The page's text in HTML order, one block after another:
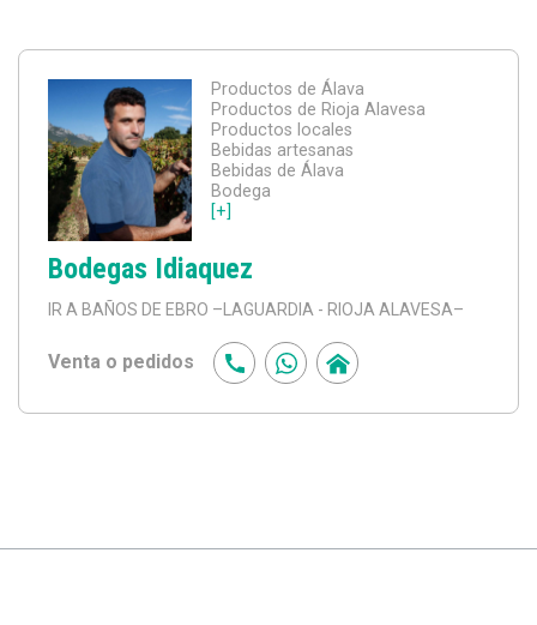
Productos de Álava
Productos de Rioja Alavesa
Productos locales
Bebidas artesanas
Bebidas de Álava
Bodega
[+]
Bodegas Idiaquez
IR A BAÑOS DE EBRO –LAGUARDIA - RIOJA ALAVESA–
Venta o pedidos